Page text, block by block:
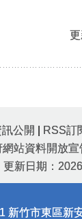
公開 RSS訂
網站資料開放宣
更新日期：
新竹市東區新